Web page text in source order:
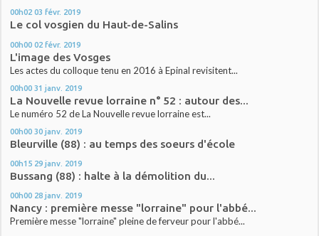
00h02 03 févr. 2019
Le col vosgien du Haut-de-Salins
00h00 02 févr. 2019
L'image des Vosges
Les actes du colloque tenu en 2016 à Epinal revisitent...
00h00 31 janv. 2019
La Nouvelle revue lorraine n° 52 : autour des...
Le numéro 52 de La Nouvelle revue lorraine est...
00h00 30 janv. 2019
Bleurville (88) : au temps des soeurs d'école
00h15 29 janv. 2019
Bussang (88) : halte à la démolition du...
00h00 28 janv. 2019
Nancy : première messe "lorraine" pour l'abbé...
Première messe "lorraine" pleine de ferveur pour l'abbé...